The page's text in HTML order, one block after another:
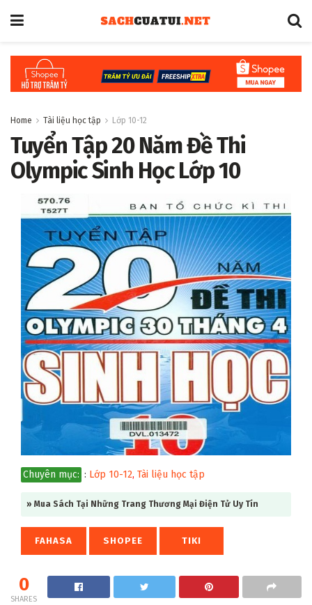
Home Tài liệu học tập Lớp 10-12
Tuyển Tập 20 Năm Đề Thi
Olympic Sinh Học Lớp 10
Chuyên mục: : Lớp 10-12, Tài liệu học tập
» Mua Sách Tại Những Trang Thương Mại Điện Tử Uy Tín
FAHASA SHOPEE TIKI
0
SHARES